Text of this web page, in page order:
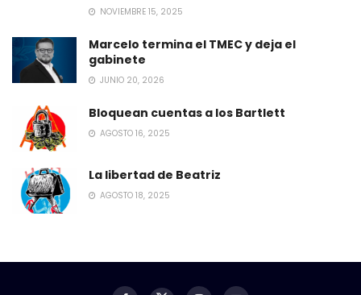
NOVIEMBRE 15, 2025
Marcelo termina el TMEC y deja el
gabinete
JUNIO 20, 2026
Bloquean cuentas a los Bartlett
AGOSTO 16, 2025
La libertad de Beatriz
AGOSTO 18, 2025